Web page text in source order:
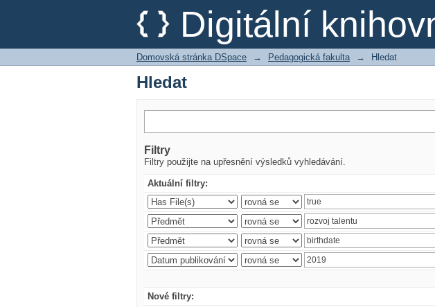
Digitální
Hledat
Domovská stránka DSpace → Pedagogická fakulta → Hledat
Hledat
Filtry
Filtry použijte na upřesnění výsledků vyhledávání.
Aktuální filtry:
Nové filtry: